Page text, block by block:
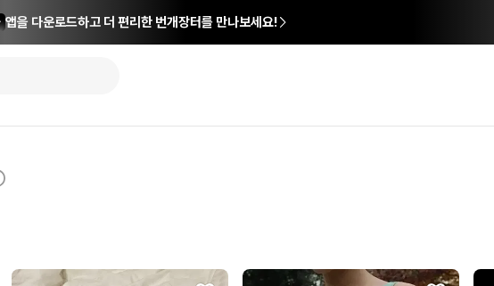
앱을 다운로드하고 더 편리한 번개장터를 만나보세요!